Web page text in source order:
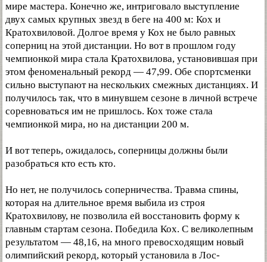
мире мастера. Конечно же, интриговало выступление
двух самых крупных звезд в беге на 400 м: Кох и
Кратохвиловой. Долгое время у Кох не было равных
соперниц на этой дистанции. Но вот в прошлом году
чемпионкой мира стала Кратохвилова, установившая при
этом феноменальный рекорд — 47,99. Обе спортсменки
сильно выступают на нескольких смежных дистанциях. И
получилось так, что в минувшем сезоне в личной встрече
соревноваться им не пришлось. Кох тоже стала
чемпионкой мира, но на дистанции 200 м.
И вот теперь, ожидалось, соперницы должны были
разобраться кто есть кто.
Но нет, не получилось соперничества. Травма спины,
которая на длительное время выбила из строя
Кратохвилову, не позволила ей восстановить форму к
главным стартам сезона. Победила Кох. С великолепным
результатом — 48,16, на много превосходящим новый
олимпийский рекорд, который установила в Лос-